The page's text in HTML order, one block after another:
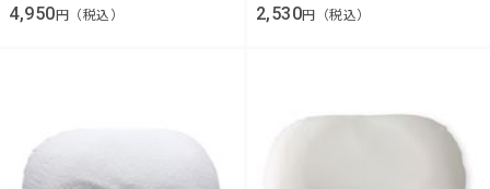
4,950円（税込） 2,530円（税込）